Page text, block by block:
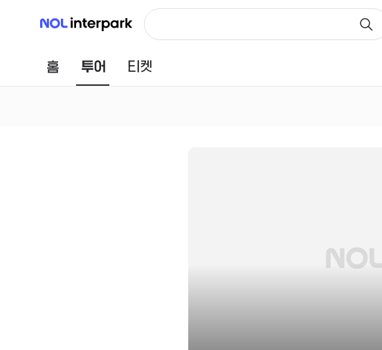
NOL 인터파크
홈 투어